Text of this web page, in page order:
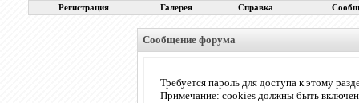
Регистрация Галерея Справка
Сообщение форума
Требуется пароль для доступа к этому
Примечание: cookies должны быть